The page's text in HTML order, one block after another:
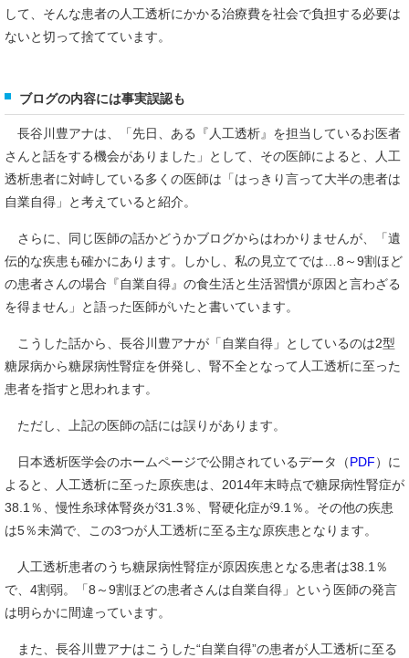
して、そんな患者の人工透析にかかる治療費を社会で負担する必要は
ないと切って捨てています。
ブログの内容には事実誤認も
長谷川豊アナは、「先日、ある『人工透析』を担当しているお医者
さんと話をする機会がありました」として、その医師によると、人工
透析患者に対峙している多くの医師は「はっきり言って大半の患者は
自業自得」と考えていると紹介。
さらに、同じ医師の話かどうかブログからはわかりませんが、「遺
伝的な疾患も確かにあります。しかし、私の見立てでは…8～9割ほど
の患者さんの場合『自業自得』の食生活と生活習慣が原因と言わざる
を得ません」と語った医師がいたと書いています。
こうした話から、長谷川豊アナが「自業自得」としているのは2型
糖尿病から糖尿病性腎症を併発し、腎不全となって人工透析に至った
患者を指すと思われます。
ただし、上記の医師の話には誤りがあります。
日本透析医学会のホームページで公開されているデータ（PDF）に
よると、人工透析に至った原疾患は、2014年末時点で糖尿病性腎症が
38.1％、慢性糸球体腎炎が31.3％、腎硬化症が9.1％。その他の疾患
は5％未満で、この3つが人工透析に至る主な原疾患となります。
人工透析患者のうち糖尿病性腎症が原因疾患となる患者は38.1％
で、4割弱。「8～9割ほどの患者さんは自業自得」という医師の発言
は明らかに間違っています。
また、長谷川豊アナはこうした“自業自得”の患者が人工透析に至る